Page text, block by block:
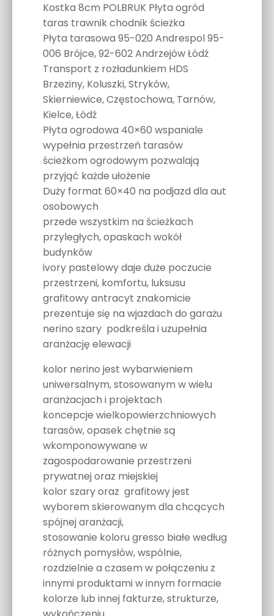
Kostka 8cm POLBRUK Płyta ogród
taras trawnik chodnik ścieżka
Płyta tarasowa 95-020 Andrespol 95-
006 Brójce, 92-602 Andrzejów Łódź
Transport z rozładunkiem HDS
Brzeziny, Koluszki, Stryków,
Skierniewice, Częstochowa, Tarnów,
Kielce, Łódź
Płyta ogrodowa 40×60 wspaniale
wypełnia przestrzeń tarasów
ścieżkom ogrodowym pozwalają
przyjąć każde ułożenie
Duży format 60×40 na podjazd dla aut
osobowych
przede wszystkim na ścieżkach
przyległych, opaskach wokół
budynków
ivory pastelowy daje duże poczucie
przestrzeni, komfortu, luksusu
grafitowy antracyt znakomicie
prezentuje się na wjazdach do garażu
nerino szary podkreśla i uzupełnia
aranżację elewacji
kolor nerino jest wybarwieniem
uniwersalnym, stosowanym w wielu
aranżacjach i projektach
koncepcje wielkopowierzchniowych
tarasów, opasek chętnie są
wkomponowywane w
zagospodarowanie przestrzeni
prywatnej oraz miejskiej
kolor szary oraz grafitowy jest
wyborem skierowanym dla chcących
spójnej aranżacji,
stosowanie koloru gresso białe według
różnych pomysłów, wspólnie,
rozdzielnie a czasem w połączeniu z
innymi produktami w innym formacie
kolorze lub innej fakturze, strukturze,